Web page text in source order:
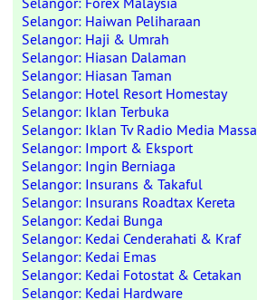
Selangor: Haiwan Peliharaan
Selangor: Haji & Umrah
Selangor: Hiasan Dalaman
Selangor: Hiasan Taman
Selangor: Hotel Resort Homestay
Selangor: Iklan Terbuka
Selangor: Iklan Tv Radio Media Massa
Selangor: Import & Eksport
Selangor: Ingin Berniaga
Selangor: Insurans & Takaful
Selangor: Insurans Roadtax Kereta
Selangor: Kedai Bunga
Selangor: Kedai Cenderahati & Kraf
Selangor: Kedai Emas
Selangor: Kedai Fotostat & Cetakan
Selangor: Kedai Hardware